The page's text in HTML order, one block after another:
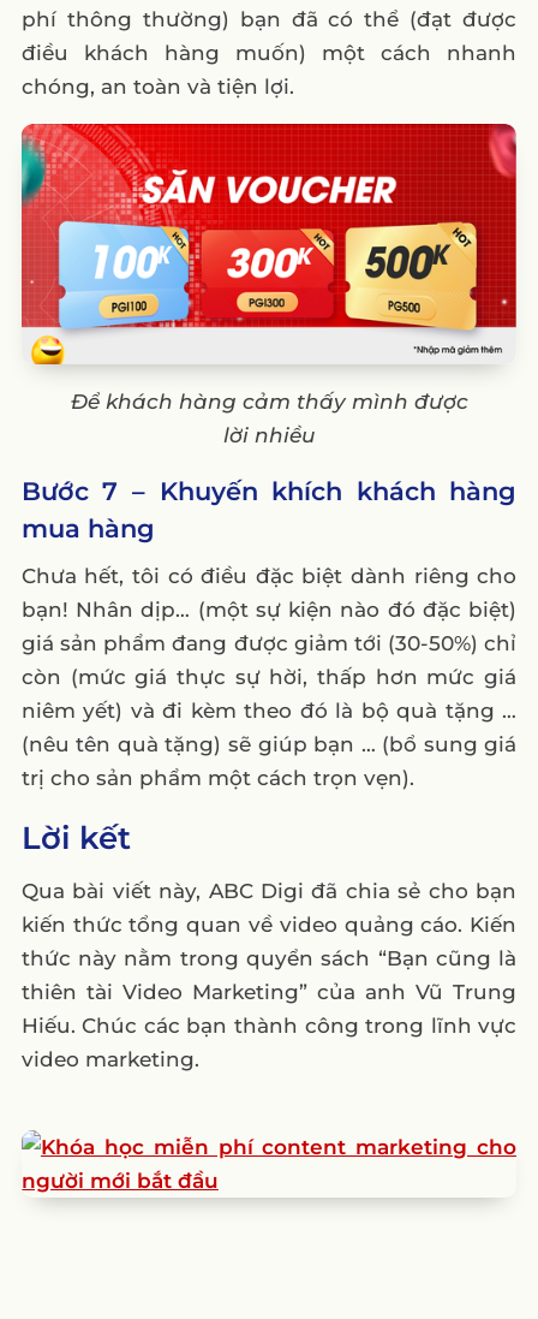
phí thông thường) bạn đã có thể (đạt được
điều khách hàng muốn) một cách nhanh
chóng, an toàn và tiện lợi.
Để khách hàng cảm thấy mình được
lời nhiều
Bước 7 – Khuyến khích khách hàng
mua hàng
Chưa hết, tôi có điều đặc biệt dành riêng cho
bạn! Nhân dịp… (một sự kiện nào đó đặc biệt)
giá sản phẩm đang được giảm tới (30-50%) chỉ
còn (mức giá thực sự hời, thấp hơn mức giá
niêm yết) và đi kèm theo đó là bộ quà tặng …
(nêu tên quà tặng) sẽ giúp bạn … (bổ sung giá
trị cho sản phẩm một cách trọn vẹn).
Lời kết
Qua bài viết này, ABC Digi đã chia sẻ cho bạn
kiến thức tổng quan về video quảng cáo. Kiến
thức này nằm trong quyển sách “Bạn cũng là
thiên tài Video Marketing” của anh Vũ Trung
Hiếu. Chúc các bạn thành công trong lĩnh vực
video marketing.